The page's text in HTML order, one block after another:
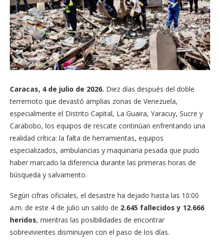
Caracas, 4 de julio de 2026. Diez días después del doble
terremoto que devastó amplias zonas de Venezuela,
especialmente el Distrito Capital, La Guaira, Yaracuy, Sucre y
Carabobo, los equipos de rescate continúan enfrentando una
realidad crítica: la falta de herramientas, equipos
especializados, ambulancias y maquinaria pesada que pudo
haber marcado la diferencia durante las primeras horas de
búsqueda y salvamento.
Según cifras oficiales, el desastre ha dejado hasta las 10:00
a.m. de este 4 de julio un saldo de 2.645 fallecidos y 12.666
heridos, mientras las posibilidades de encontrar
sobrevivientes disminuyen con el paso de los días.